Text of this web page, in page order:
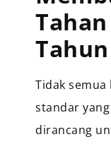
Tahun
Tidak
standar
dirancang